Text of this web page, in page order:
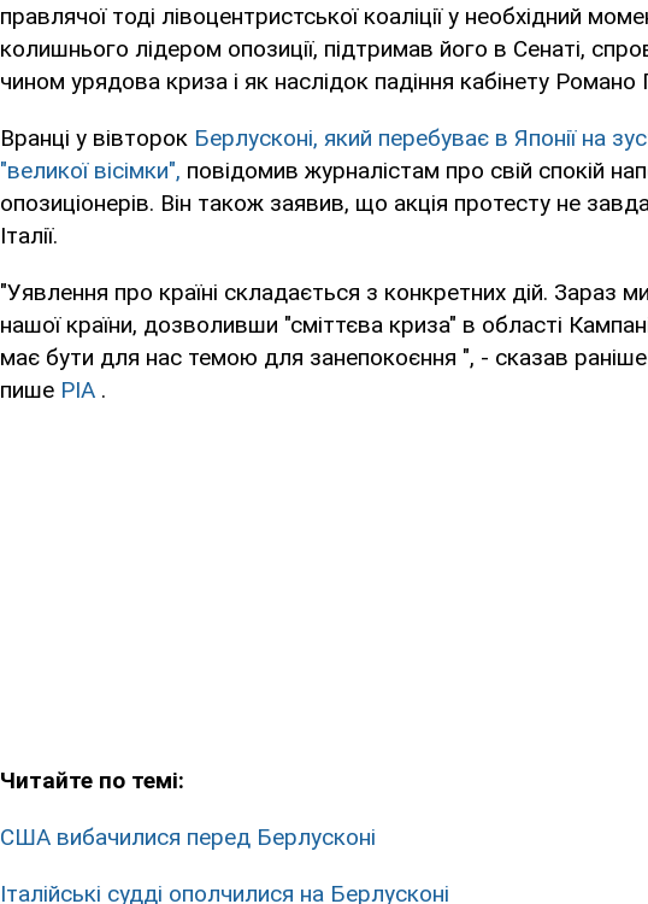
правлячої тоді лівоцентристської коаліції у необхідний
колишнього лідером опозиції, підтримав його в Сенаті,
чином урядова криза і як наслідок падіння кабінету Романо
Вранці у вівторок Берлусконі, який перебуває в Японії на
"великої вісімки", повідомив журналістам про свій спокій
опозиціонерів. Він також заявив, що акція протесту не
Італії.
"Уявлення про країні складається з конкретних дій. Зараз
нашої країни, дозволивши "сміттєва криза" в області
має бути для нас темою для занепокоєння ", - сказав
пише РІА .
Читайте по темі:
США вибачилися перед Берлусконі
Італійські судді ополчилися на Берлусконі